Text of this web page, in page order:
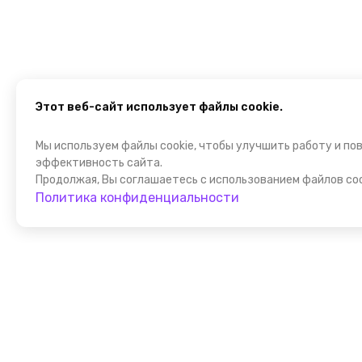
Этот веб-сайт использует файлы cookie.
Мы используем файлы cookie, чтобы улучшить работу и
эффективность сайта.
Продолжая, Вы соглашаетесь с использованием файлов
Политика конфиденциальности